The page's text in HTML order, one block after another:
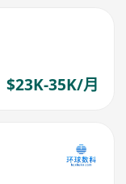
$23K-35K/月